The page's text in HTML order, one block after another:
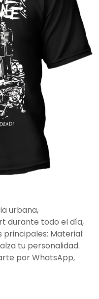
urbana,
durante todo el día,
Material:
tu personalidad.
por WhatsApp,